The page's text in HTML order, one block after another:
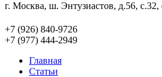
г. Москва, ш. Энтузиастов, д.56, с.32,
+7 (926) 840-9726
+7 (977) 444-2949
Главная
Статьи